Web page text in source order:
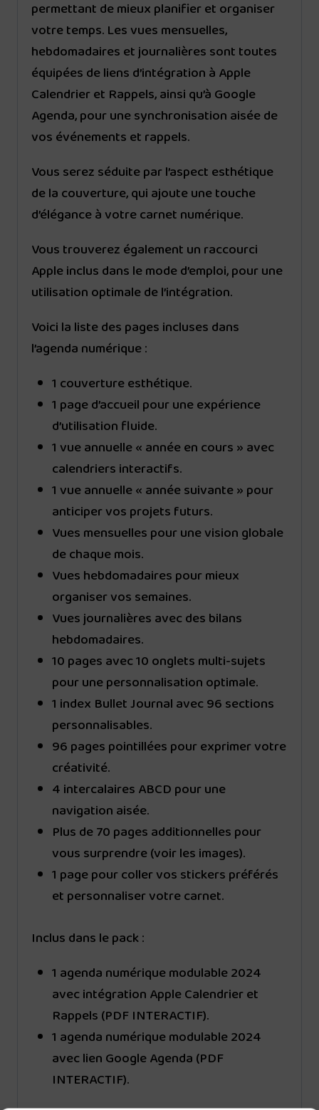
permettant de mieux planifier et organiser
votre temps. Les vues mensuelles,
hebdomadaires et journalières sont toutes
équipées de liens d’intégration à Apple
Calendrier et Rappels, ainsi qu’à Google
Agenda, pour une synchronisation aisée de
vos événements et rappels.
Vous serez séduite par l’aspect esthétique
de la couverture, qui ajoute une touche
d’élégance à votre carnet numérique.
Vous trouverez également un raccourci
Apple inclus dans le mode d’emploi, pour une
utilisation optimale de l’intégration.
Voici la liste des pages incluses dans
l’agenda numérique :
1 couverture esthétique.
1 page d’accueil pour une expérience
d’utilisation fluide.
1 vue annuelle « année en cours » avec
calendriers interactifs.
1 vue annuelle « année suivante » pour
anticiper vos projets futurs.
Vues mensuelles pour une vision globale
de chaque mois.
Vues hebdomadaires pour mieux
organiser vos semaines.
Vues journalières avec des bilans
hebdomadaires.
10 pages avec 10 onglets multi-sujets
pour une personnalisation optimale.
1 index Bullet Journal avec 96 sections
personnalisables.
96 pages pointillées pour exprimer votre
créativité.
4 intercalaires ABCD pour une
navigation aisée.
Plus de 70 pages additionnelles pour
vous surprendre (voir les images).
1 page pour coller vos stickers préférés
et personnaliser votre carnet.
Inclus dans le pack :
1 agenda numérique modulable 2024
avec intégration Apple Calendrier et
Rappels (PDF INTERACTIF).
1 agenda numérique modulable 2024
avec lien Google Agenda (PDF
INTERACTIF).